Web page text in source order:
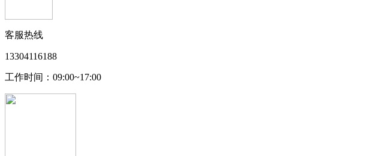
客服热线
13304116188
工作时间：09:00~17:00